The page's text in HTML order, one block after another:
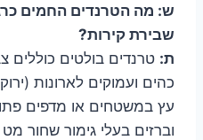
ש: מה הטרנדים החמים
שבירת קירות?
ת: טרנדים בולטים כוללים
כהים ועמוקים לארונות
עץ במשטחים או מדפים
וברזים בעלי גימור שחור